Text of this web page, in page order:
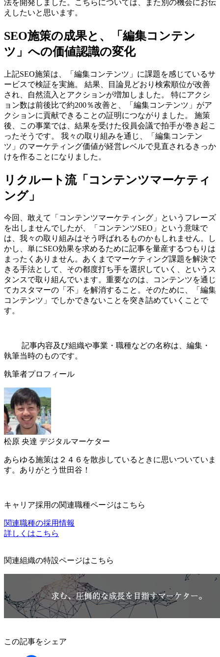
法を開発しました。こちらについては、また別の機会にお伝
えしたいと思います。
SEO施策の成果と、「編集コンテン
ツ」への価値認識の変化
上記SEO施策は、「編集コンテンツ」に課題を感じているサ
ービスで検証を実施。 結果、目論見どおり検索順位が改善
され、自然流入とアクションが増加しました。 特にアクシ
ョン数は前後比で約200％改善と、「編集コンテンツ」がア
クションに貢献できることの証明につながりました。 施策
後、この事業では、結果を受けた役員会議で拍手が巻き起こ
ったそうです。 我々の取り組みを通じ、「編集コンテン
ツ」のマーケティング価値が経営レベルで見直されるきっか
けを作ることになりました。
リクルート流「コンテンツマーケティ
ング」
今回、敢えて「コンテンツマーケティング」というフレーズ
を出しませんでしたが、「コンテンツSEO」という意味で
は、我々の取り組みはそう呼ばれるものかもしれません。し
かし、単にSEO効果を求めるために記事を量産するつもりは
まったくありません。あくまでマーケティング課題を解決で
きる手法として、その都度打ち手を選択していく、というス
タンスで取り組んでいます。重要なのは、コンテンツを通じ
てカスタマーの「不」を解消すること。そのために、「編集
コンテンツ」でしかできないことを突き詰めていくことで
す。
記事内容及び組織や事業・職種などの名称は、編集・
執筆当時のものです。
執筆者プロフィール
松原 央達 デジタルマーケター
あらゆる施策は２４６を散歩しているときに思いついていま
す。ありがとう世田谷！
キャリア採用の関連職種ページはこちら
関連職種の採用情報
詳しくはこちら
関連組織の特設ページはこちら
この記事をシェア